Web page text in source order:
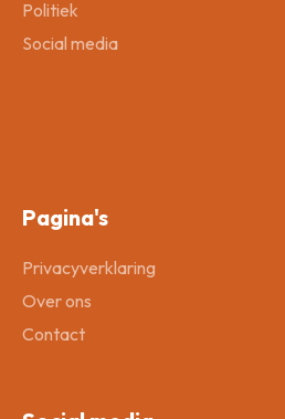
Politiek
Social media
Pagina's
Privacyverklaring
Over ons
Contact